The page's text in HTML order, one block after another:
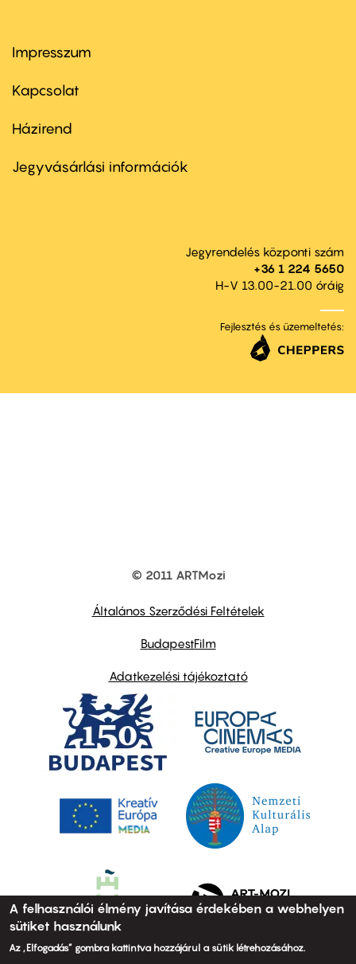
Footer
first
Impresszum
Kapcsolat
Footer
second
Házirend
Jegyvásárlási információk
Jegyrendelés központi szám
+36 1 224 5650
H-V 13.00-21.00 óráig
Fejlesztés és üzemeltetés:
© 2011 ARTMozi
Általános Szerződési Feltételek
BudapestFilm
Adatkezelési tájékoztató
A felhasználói élmény javítása érdekében a webhelyen
sütiket használunk
Az „Elfogadás” gombra kattintva hozzájárul a sütik létrehozásához.